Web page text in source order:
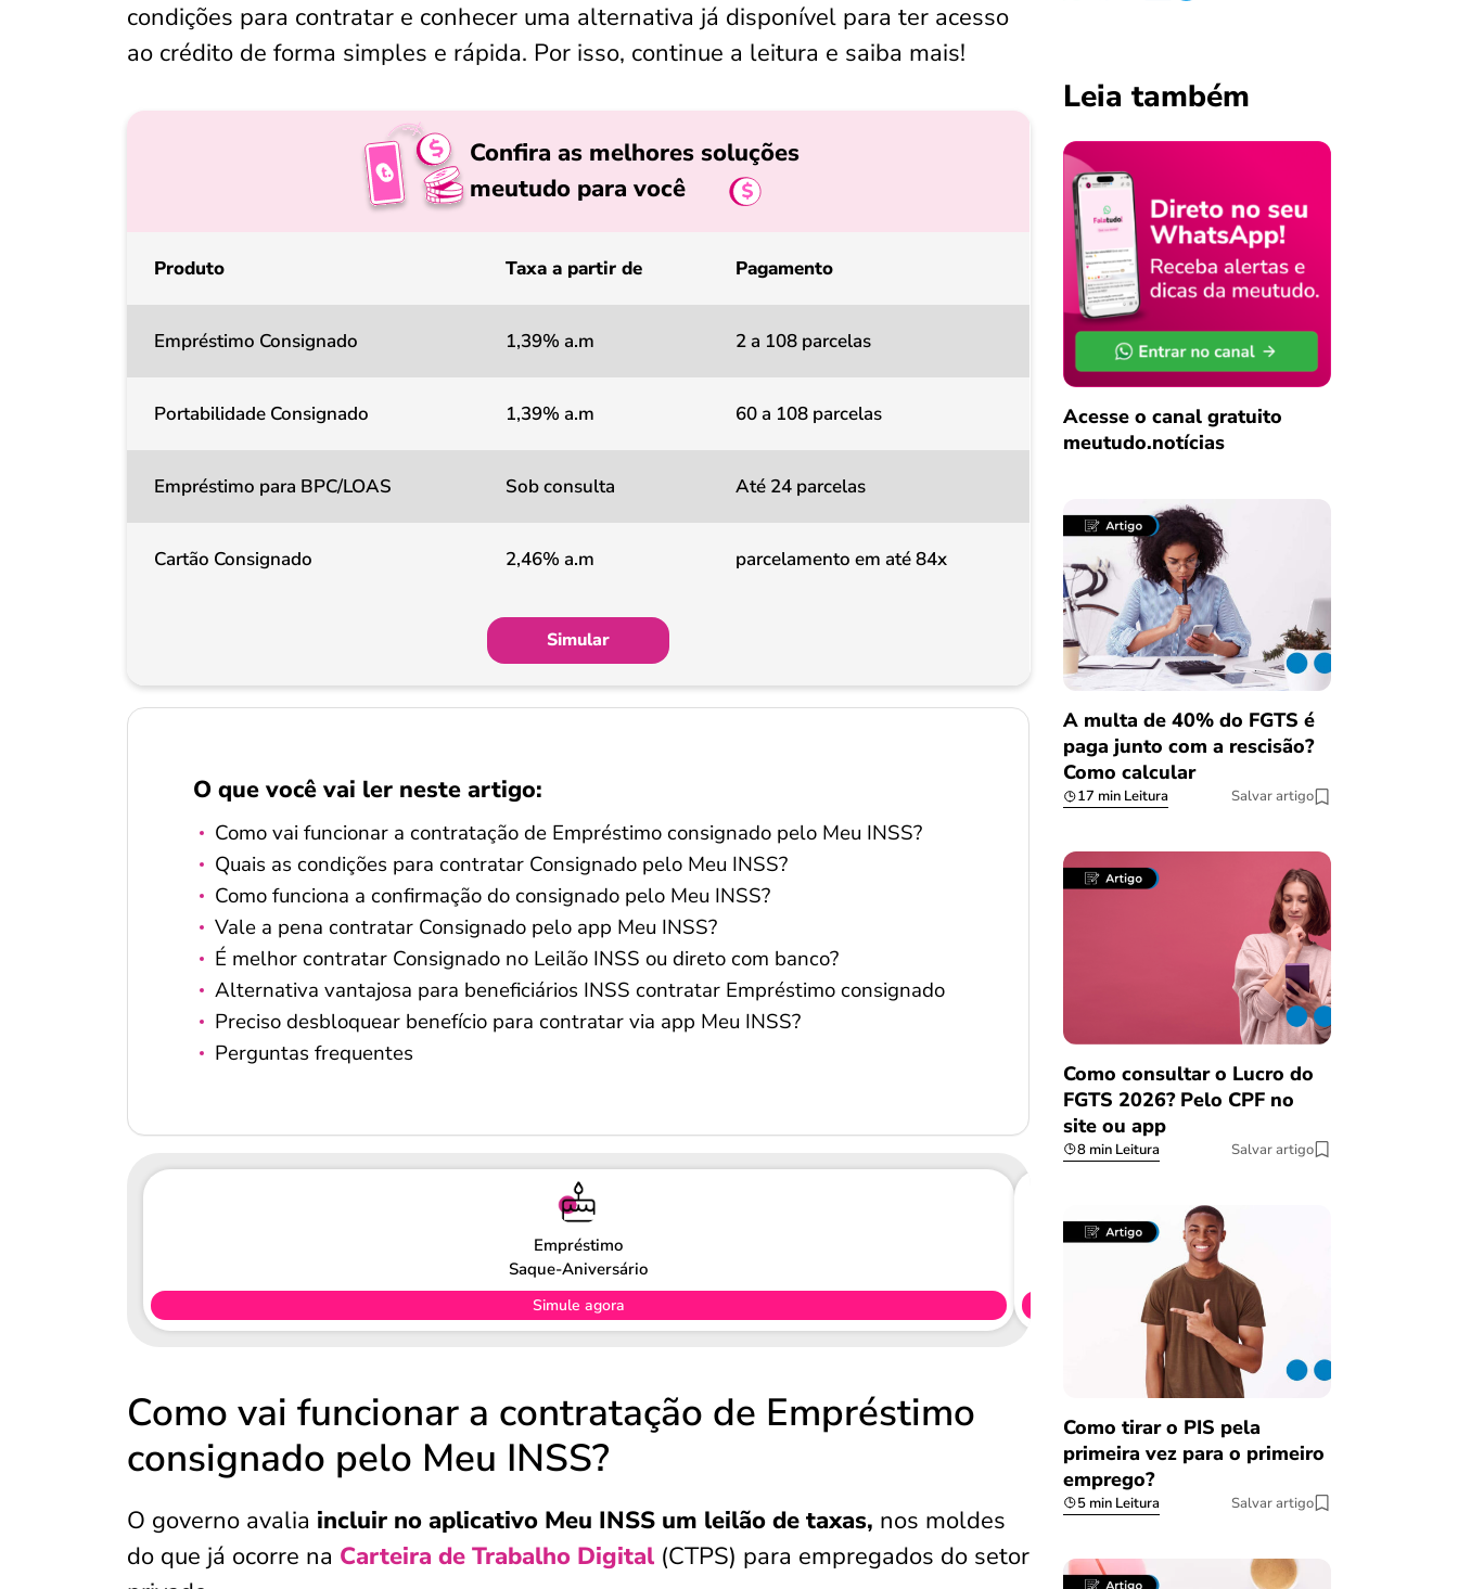
condições para contratar e conhecer uma alternativa já disponível para ter acesso
ao crédito de forma simples e rápida. Por isso, continue a leitura e saiba mais!
Confira as melhores soluções
meutudo para você
Produto Taxa a partir de Pagamento
Empréstimo Consignado 1,39% a.m 2 a 108 parcelas
Portabilidade Consignado 1,39% a.m 60 a 108 parcelas
Empréstimo para BPC/LOAS Sob consulta Até 24 parcelas
Cartão Consignado 2,46% a.m parcelamento em até 84x
Simular
O que você vai ler neste artigo:
Como vai funcionar a contratação de Empréstimo consignado pelo Meu INSS?
Quais as condições para contratar Consignado pelo Meu INSS?
Como funciona a confirmação do consignado pelo Meu INSS?
Vale a pena contratar Consignado pelo app Meu INSS?
É melhor contratar Consignado no Leilão INSS ou direto com banco?
Alternativa vantajosa para beneficiários INSS contratar Empréstimo consignado
Preciso desbloquear benefício para contratar via app Meu INSS?
Perguntas frequentes
Empréstimo
Saque-Aniversário
Simule agora
Como vai funcionar a contratação de Empréstimo
consignado pelo Meu INSS?
O governo avalia incluir no aplicativo Meu INSS um leilão de taxas, nos moldes
do que já ocorre na Carteira de Trabalho Digital (CTPS) para empregados do setor
Salvar Ferramenta
Leia também
Acesse o canal gratuito
meutudo.notícias
A multa de 40% do FGTS é
paga junto com a rescisão?
Como calcular
17 min Leitura Salvar artigo
Como consultar o Lucro do
FGTS 2026? Pelo CPF no
site ou app
8 min Leitura Salvar artigo
Como tirar o PIS pela
primeira vez para o primeiro
emprego?
5 min Leitura Salvar artigo